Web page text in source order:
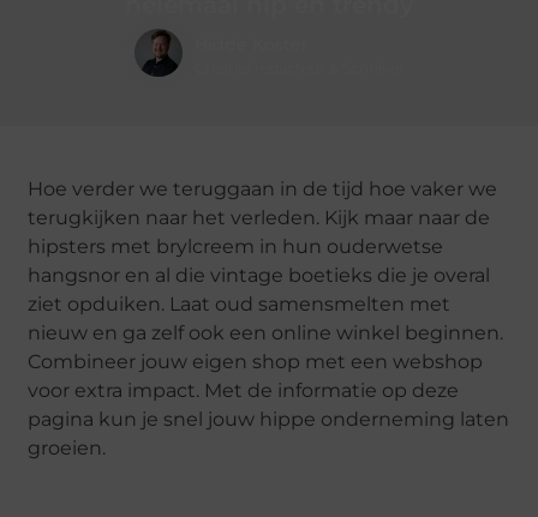
Hoe verder we teruggaan in de tijd hoe vaker we
terugkijken naar het verleden. Kijk maar naar de
hipsters met brylcreem in hun ouderwetse
hangsnor en al die vintage boetieks die je overal
ziet opduiken. Laat oud samensmelten met
nieuw en ga zelf ook een online winkel beginnen.
Combineer jouw eigen shop met een webshop
voor extra impact. Met de informatie op deze
pagina kun je snel jouw hippe onderneming laten
groeien.